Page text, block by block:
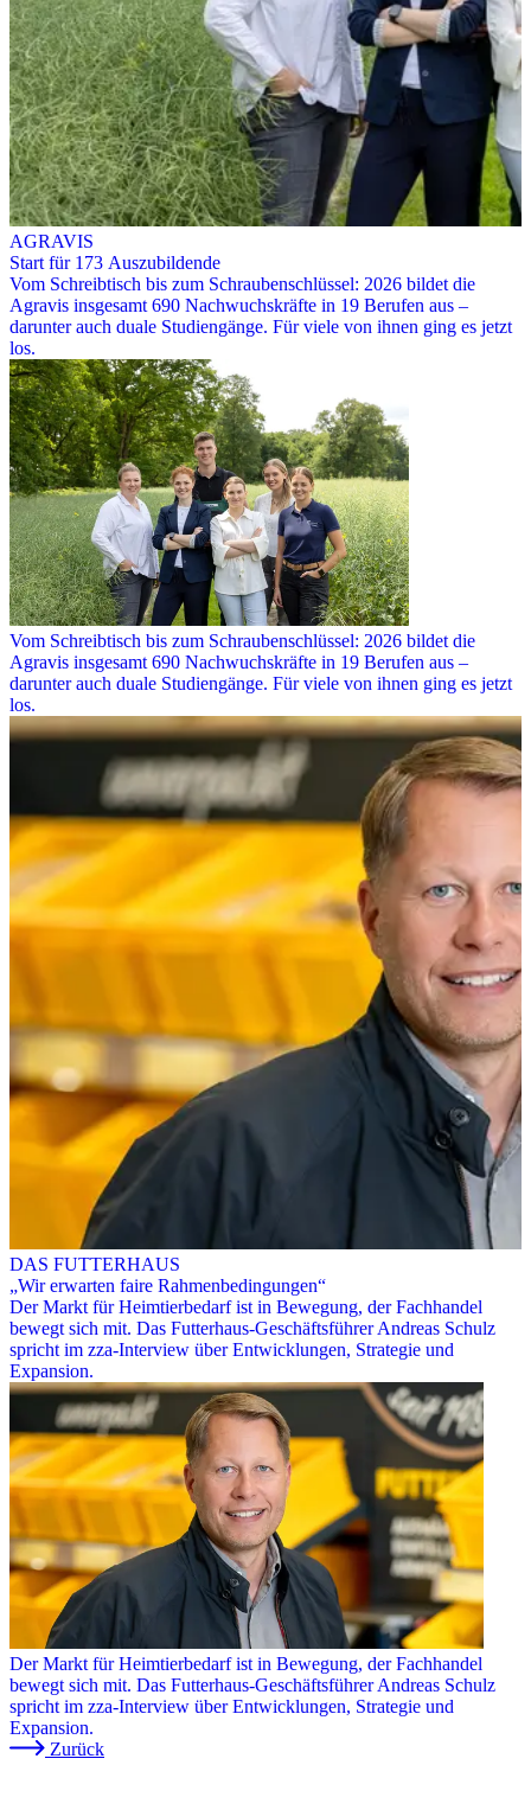
AGRAVIS
Start für 173 Auszubildende
Vom Schreibtisch bis zum Schraubenschlüssel: 2026 bildet die
Agravis insgesamt 690 Nachwuchskräfte in 19 Berufen aus –
darunter auch duale Studiengänge. Für viele von ihnen ging es jetzt
los.
Vom Schreibtisch bis zum Schraubenschlüssel: 2026 bildet die
Agravis insgesamt 690 Nachwuchskräfte in 19 Berufen aus –
darunter auch duale Studiengänge. Für viele von ihnen ging es jetzt
los.
DAS FUTTERHAUS
„Wir erwarten faire Rahmenbedingungen“
Der Markt für Heimtierbedarf ist in Bewegung, der Fachhandel
bewegt sich mit. Das Futterhaus-Geschäftsführer Andreas Schulz
spricht im zza-Interview über Entwicklungen, Strategie und
Expansion.
Der Markt für Heimtierbedarf ist in Bewegung, der Fachhandel
bewegt sich mit. Das Futterhaus-Geschäftsführer Andreas Schulz
spricht im zza-Interview über Entwicklungen, Strategie und
Expansion.
Zurück